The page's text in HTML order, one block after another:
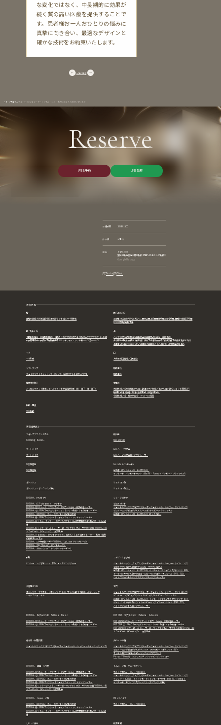
な変化ではなく、中長期的に効果が
続く質の高い医療を提供することで
す。患者様お一人おひとりの悩みに
真摯に向き合い、最適なデザインと
確かな技術をお約束いたします。
一覧へ戻る
トップコラム フォトナ VS ピコレーザー｜くすみ・シミ・毛穴にはどちらが向いている？
Reserve
WEB予約
LINE登録
診療時間 10:00~19:00
休診日 不定休
住所
〒450-0002
愛知県名古屋市中村区名駅4丁目8-26 エニシオ名駅4F
Google Maps
Doctor Clinic
美容外科
胸
豊胸乳頭縮小術乳輪縮小陥没乳頭モントゴメリー腺除去
目 (上まぶた)
二重埋没法重瞼吊り上げ法ハム目修正目上切開目頭切開二重全切開上眼瞼脱脂眉下切開
ROOF切除術眼瞼下垂
目 (下まぶた)
下眼瞼脱脂術（経結膜脱脂術）：目の下のクマ取り逆さまつ毛修正グラマラスライン形成
目尻靭帯移動目尻切開下眼瞼皮膚切除ミッドフェイスリフト裏ハムラ切開ハムラ
鼻
ハンプ切除術軟骨移植術斜鼻修正術鼻翼基部形成術（貴族手術）
鼻柱基部細片軟骨移植（猫手術） 鼻柱下降術鼻骨骨切り術鼻孔縁下降術鼻孔縁挙上術
鼻翼挙上術鼻尖形成切らない鼻翼縮小鼻翼縮小（小鼻縮小） 鼻中隔延長隆鼻術
へそ
へそ形成
口
人中短縮口唇縮小口角挙上
リフトアップ
フェイスリフトスレッドリフト(糸リフト)前額リフトこめかみリフト
脂肪注入
脂肪注入
脂肪吸引(顔)
バッカルファット除去ジョールファット除去脂肪吸引（頬・顎下・頬＋顎下）
女性器
大陰唇縮小術大陰唇ヒアルロン酸注入プチ膣縮小(ヒアルロン酸)Ｇショット(感度UP)
膣壁形成術（膣縮小手術）膣口形成（会陰体形成）
小陰唇縮小術・副皮除去術・クリトリス包茎
麻酔・検査
笑気麻酔
美容皮膚科
フォトナフラクショナル
Coming Soon...
肌診断
NeoVoir 3D
アートメイク
アートメイク
ほくろ・イボ除去
ほくろ・いぼ除去エッジワンレーザー
毛孔性苔癬
毛孔性苔癬
Inmode（インモード）
光治療（IPL)：ルメッカ（LUMECCA）
インモード：インモードリフト（Mini FX・ Forma）インモード：モフィウス8
ボトックス
ボトックス・ボツラックス注射
ヒアルロン酸
ヒアルロン酸注入
FOTONA（フォトナ）
FOTONA（SP dynamis）：フォトナ
FOTONA① Vスムース（Tランナー）｜毛穴・たるみ・肌質改善レーザー
FOTONA ②：FRAC3リジュビネーション｜ハリ・色調・くすみ改善レーザー
FOTONA：③PIANO（スムースタイト）深部引き締め
FOTONA④： FRAC3ベクター｜フェイスライン・リフトアップレーザー
FOTONA⑤： スムースリフト（スマイルリフト）｜口腔内照射でほうれい線・たるみ改
善
FOTONA⑥： ミラーピール｜レーザーピーリングでくすみ・ザラつき改善FOTONA：⑥
ミラーピール（ピーリング）：角質除去
FOTONA Fractional（フォトナ フラクショナル）｜ニキビ跡クレーター・毛穴・瘢痕
の肌再生レーザー
FOTONA：人中短縮レーザーFOTONA：LipLase（リップレーズ）
FOTONA：NightLase®（ナイトレーズ）
FOTONA：IntimaLase®（インティマレーザー）
シミ・そばかす
ピコスポット
ジェントルマックスプロプラス(レーザーフェイシャル・シャワー・タイトニング)
ピコトーニングピコダブル ルビースポットルビーフラクショナル
光治療（IPL)：ルメッカ（LUMECCA）ピンクグロー
肝斑
ピコトーニングポテンツァ（RF） メソナJピンクグロー
ニキビ・にきび跡
ジェントルマックスプロプラス(レーザーフェイシャル・シャワー・タイトニング)
ピコフラクショナルピコダブル ルビーフラクショナル
光治療（IPL)：ルメッカ（LUMECCA）インモード：モフィウス8ポテンツァ（RF）
ダーマペンサリチル酸マクロゴールピーリングコラーゲンピール（PRX-T33）
ハイドラジェントル メソナJケアシスエッジワンレーザー
炎症性ニキビ
ポテンツァ アクネモードポテンツァ（RF）サリチル酸マクロゴールピーリング
ハイドラジェントル
毛穴
ジェントルマックスプロプラス(レーザーフェイシャル・シャワー・タイトニング)
ピコトーニングピコフラクショナルピコダブルルビーフラクショナル
光治療（IPL)：ルメッカ（LUMECCA）インモード：モフィウス8ポテンツァ（RF）
ダーマペンサリチル酸マクロゴールピーリングコラーゲンピール（PRX-T33）
ハイドラジェントルエッジワンレーザー
FOTONA 毛穴＆ニキビ Bellevia Basic
FOTONA① Vスムース（Tランナー）｜毛穴・たるみ・肌質改善レーザー
FOTONA ②：FRAC3リジュビネーション｜ハリ・色調・くすみ改善レーザー
FOTONA 毛穴＆ニキビ Bellevia Advance
FOTONA① Vスムース（Tランナー）｜毛穴・たるみ・肌質改善レーザー
FOTONA ②：FRAC3リジュビネーション｜ハリ・色調・くすみ改善レーザー
FOTONA⑥： ミラーピール｜レーザーピーリングでくすみ・ザラつき改善FOTONA：⑥
ミラーピール（ピーリング）：角質除去
赤ら顔・血管拡張
ジェントルマックスプロプラス(レーザーフェイシャル・シャワー・タイトニング) メソナJ
美白・ハリ艶
ジェントルマックスプロプラス(レーザーフェイシャル・シャワー・タイトニング)
ピコトーニングピコダブルポテンツァ アクネモードポテンツァ（RF）
サリチル酸マクロゴールピーリングメソナJケアシス
Pluryal® Densify（プルリアルデンシファイ） ピンクグロー
FOTONA 美白・ハリ艶
FOTONA① Vスムース（Tランナー）｜毛穴・たるみ・肌質改善レーザー
FOTONA ②：FRAC3リジュビネーション｜ハリ・色調・くすみ改善レーザー
FOTONA：③PIANO（スムースタイト）深部引き締め
FOTONA④： FRAC3ベクター｜フェイスライン・リフトアップレーザー
FOTONA⑥： ミラーピール｜レーザーピーリングでくすみ・ザラつき改善FOTONA：⑥
ミラーピール（ピーリング）：角質除去
たるみ・小顔・フェイスライン
ウルトラセルZi（ULTRAcel [zi:]）
ジェントルマックスプロプラス(レーザーフェイシャル・シャワー・タイトニング)
デンシティ（DENSITY） インモード：インモードリフト（Mini FX・ Forma）
インモード：モフィウス8ボトックス・ボツラックス注射
FOTONA たるみ・小顔
FOTONA：③PIANO（スムースタイト）深部引き締め
FOTONA④： FRAC3ベクター｜フェイスライン・リフトアップレーザー
FOTONA⑤： スムースリフト（スマイルリフト）｜口腔内照射でほうれい線・たるみ改
善
HIFU：ハイフ
ウルトラセルZi（ULTRAcel [zi:]）
しわ・くぼみ 肌育注射